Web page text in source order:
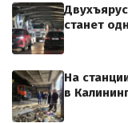
станет
На
в